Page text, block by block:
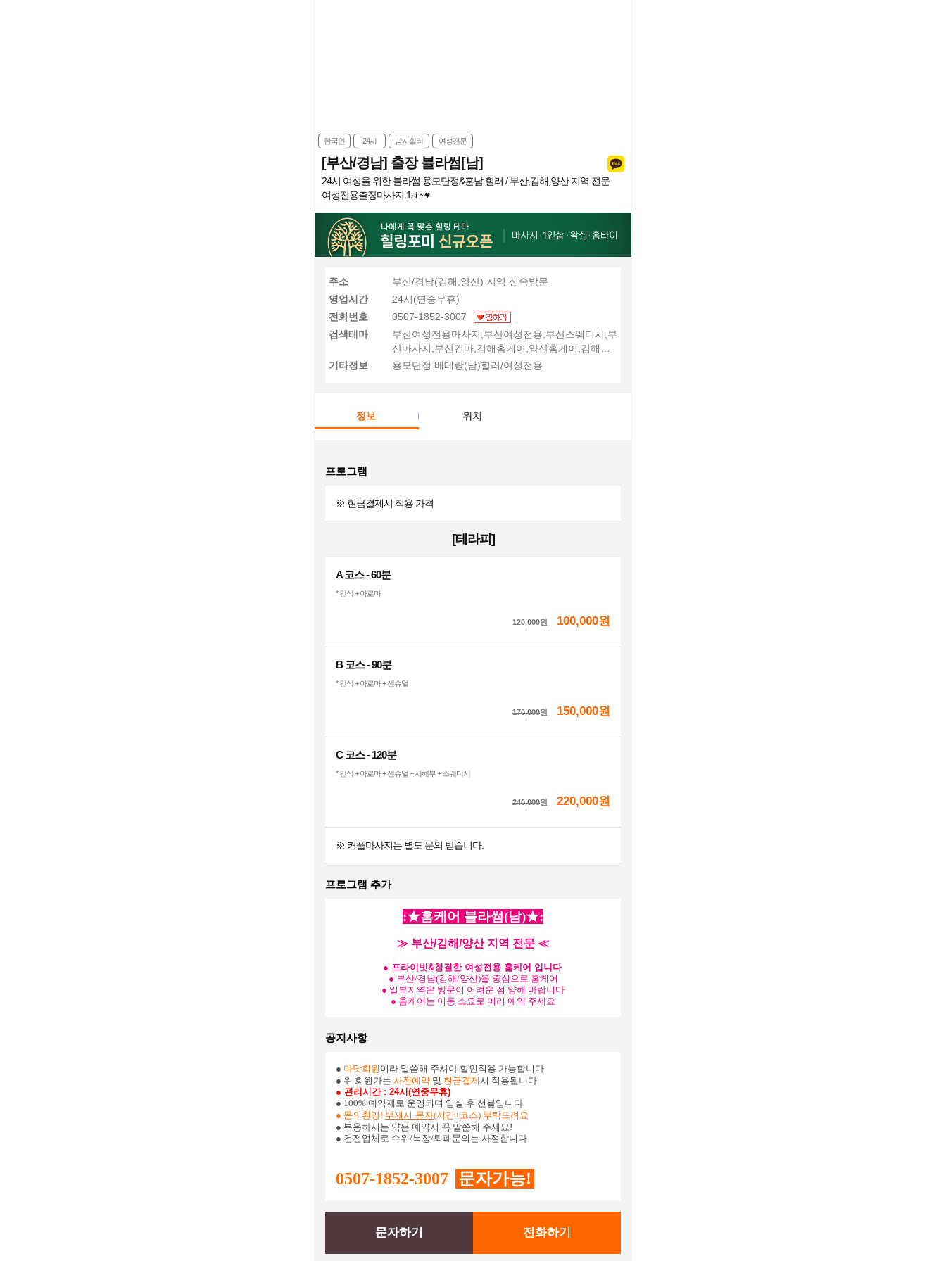
한국인 24시 남자힐러 여성전문
[부산/경남] 출장 블라썸[남]
24시 여성을 위한 블라썸 용모단정&훈남 힐러 / 부산,김해,양산 지역 전문
여성전용출장마사지 1st.~♥
주소
부산/경남(김해,양산) 지역 신속방문
영업시간
24시(연중무휴)
전화번호
0507-1852-3007
검색테마
부산여성전용마사지,부산여성전용,부산스웨디시,부
산마사지,부산건마,김해홈케어,양산홈케어,김해여
성전용출장
기타정보 용모단정 베테랑(남)힐러/여성전용
정보 위치
프로그램
※ 현금결제시 적용 가격
[테라피]
A 코스 - 60분
* 건식 + 아로마
120,000원 100,000원
B 코스 - 90분
* 건식 + 아로마 + 센슈얼
170,000원 150,000원
C 코스 - 120분
* 건식 + 아로마 + 센슈얼 + 서혜부 + 스웨디시
240,000원 220,000원
※ 커플마사지는 별도 문의 받습니다.
프로그램 추가
:★홈케어 블라썸(남)★:
≫ 부산/김해/양산 지역 전문 ≪
● 프라이빗&청결한 여성전용 홈케어 입니다
● 부산/경남(김해/양산)을 중심으로 홈케어
● 일부지역은 방문이 어려운 점 양해 바랍니다
● 홈케어는 이동 소요로 미리 예약 주세요
공지사항
● 마닷회원 이라 말씀해 주셔야 할인적용 가능합니다
● 위 회원가는 사전예약 및 현금결제시 적용됩니다
● 관리시간 : 24시(연중무휴)
● 100% 예약제로 운영되며 입실 후 선불입니다
● 문의환영! 부재시 문자(시간+코스) 부탁드려요
● 복용하시는 약은 예약시 꼭 말씀해 주세요!
● 건전업체로 수위/복장/퇴폐문의는 사절합니다
0507-1852-3007 문자가능!
문자하기 전화하기